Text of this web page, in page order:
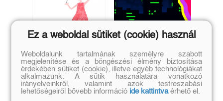
La Plus Longue
Histoire
(E-könyv)
Ogunjobi Rotimi
The Crooked Bullet
(E-könyv)
Ez a weboldal sütiket (cookie) használ
Weboldalunk tartalmának személyre szabott
megjelenítése és a böngészési élmény biztosítása
érdekében sütiket (cookie), illetve egyéb technológiákat
alkalmazunk. A sütik használatára vonatkozó
irányelveinkről, valamint azok testreszabási
lehetőségeiről bővebb információ ide kattintvaérhető el.